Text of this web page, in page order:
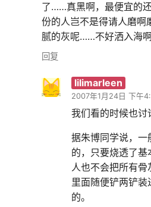
了……真黑啊，最便宜的
份的人岂不是得请人磨啊
腻的灰呢……不好洒入海
回复
lilimarleen
2007年1月24日 下午
我们看的时候也讨
据朱博同学说，
的，只要烧透了
人也不会把所有
里面随便铲两铲
的。